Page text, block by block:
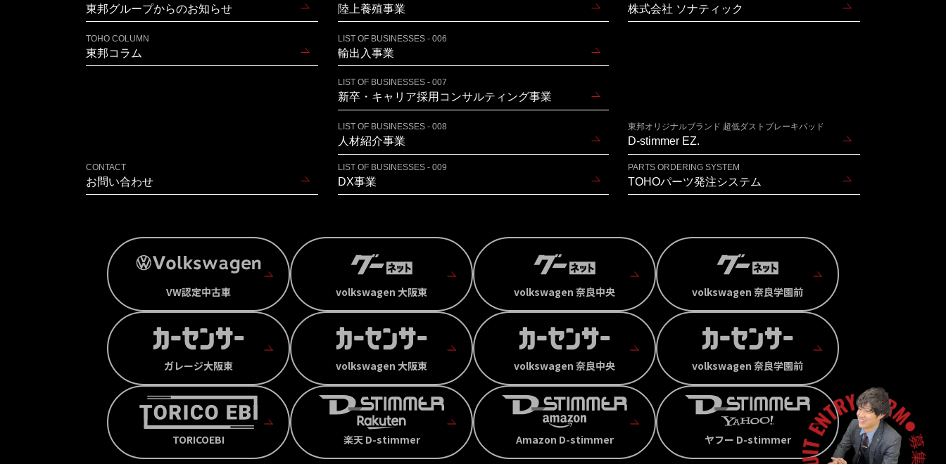
東邦グループからのお知らせ
TOHO COLUMN
東邦コラム
CONTACT
お問い合わせ
陸上養殖事業
LIST OF BUSINESSES - 006
輸出入事業
LIST OF BUSINESSES - 007
新卒・キャリア採用コンサルティング事業
LIST OF BUSINESSES - 008
人材紹介事業
LIST OF BUSINESSES - 009
DX事業
株式会社 ソナティック
東邦オリジナルブランド 超低ダストブレーキパッド
D-stimmer EZ.
PARTS ORDERING SYSTEM
TOHOパーツ発注システム
VW認定中古車 volkswagen 大阪東 volkswagen 奈良中央 volkswagen 奈良学園前
ガレージ大阪東 volkswagen 大阪東 volkswagen 奈良中央 volkswagen 奈良学園前
TORICOEBI 楽天 D-stimmer Amazon D-stimmer ヤフー D-stimmer